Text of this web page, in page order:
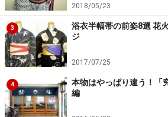
2018/05/23
3
浴衣半幅帯の前姿8選 花
ジ
2017/07/25
4
本物はやっぱり違う！「
編